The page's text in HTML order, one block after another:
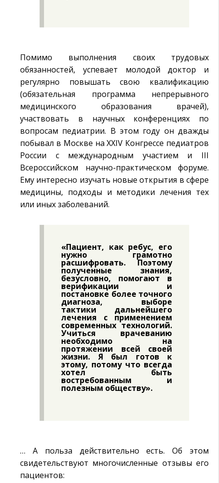
Помимо выполнения своих трудовых
обязанностей, успевает молодой доктор и
регулярно повышать свою квалификацию
(обязательная программа непрерывного
медицинского образования врачей),
участвовать в научных конференциях по
вопросам педиатрии. В этом году он дважды
побывал в Москве на XXIV Конгрессе педиатров
России с международным участием и III
Всероссийском научно-практическом форуме.
Ему интересно изучать новые открытия в сфере
медицины, подходы и методики лечения тех
или иных заболеваний.
«Пациент, как ребус, его
нужно грамотно
расшифровать. Поэтому
полученные знания,
безусловно, помогают в
верификации и
постановке более точного
диагноза, выборе
тактики дальнейшего
лечения с применением
современных технологий.
Учиться врачеванию
необходимо на
протяжении всей своей
жизни. Я был готов к
этому, потому что всегда
хотел быть
востребованным и
полезным обществу».
… А польза действительно есть. Об этом
свидетельствуют многочисленные отзывы его
пациентов: